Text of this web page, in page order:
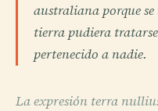
australiana porque
tierra pudiera
pertenecido a nadie.
La expresión terra